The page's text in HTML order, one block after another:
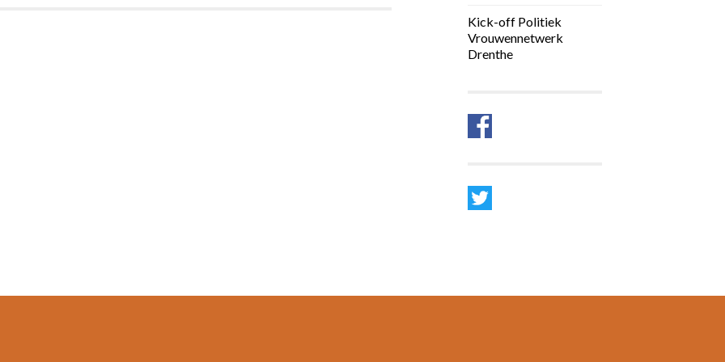
Kick-off Politiek
Vrouwennetwerk
Drenthe